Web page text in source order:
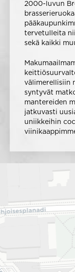
2000-luvun
tervetulleita
sekä kaikki
välimerellisiin
syntyvät
mantereiden
jatkuvasti
uniikkeihin